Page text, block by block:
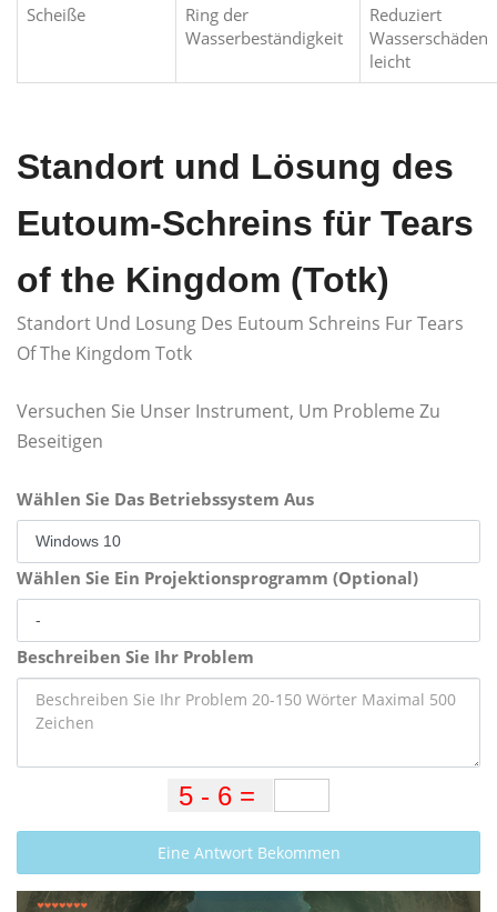
Scheiße
Ring der
Wasserbeständigkeit
Reduziert
Wasserschäden
leicht
Standort und Lösung des
Eutoum-Schreins für Tears
of the Kingdom (Totk)
Standort Und Losung Des Eutoum Schreins Fur Tears
Of The Kingdom Totk
Versuchen Sie Unser Instrument, Um Probleme Zu
Beseitigen
Wählen Sie Das Betriebssystem Aus
Wählen Sie Ein Projektionsprogramm (Optional)
Beschreiben Sie Ihr Problem
Eine Antwort Bekommen